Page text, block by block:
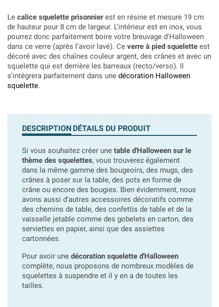
Le calice squelette prisonnierest en résine et mesure 19 cm
de hauteur pour 8 cm de largeur. L'intérieur est en inox, vous
pourrez donc parfaitement boire votre breuvage d'Halloween
dans ce verre (après l'avoir lavé). Ce verre à pied squelette est
décoré avec des chaînes couleur argent, des crânes et avec un
squelette qui est derrière les barreaux (recto/verso). Il
s'intègrera parfaitement dans une décoration Halloween
squelette.
DESCRIPTION DÉTAILS DU PRODUIT
Si vous souhaitez créer une table d'Halloween sur le
thème des squelettes, vous trouverez également
dans la même gamme des bougeoirs, des mugs, des
crânes à poser sur la table, des pots en forme de
crâne ou encore des bougies. Bien évidemment, nous
avons aussi d'autres accessoires décoratifs comme
des chemins de table, des confettis de table et de la
vaisselle jetable comme des gobelets en carton, des
serviettes en papier, ainsi que des assiettes
cartonnées.
Pour avoir une décoration squelette d'Halloween
complète, nous proposons de nombreux modèles de
squelettes à suspendre et il y en a de toutes les
tailles.